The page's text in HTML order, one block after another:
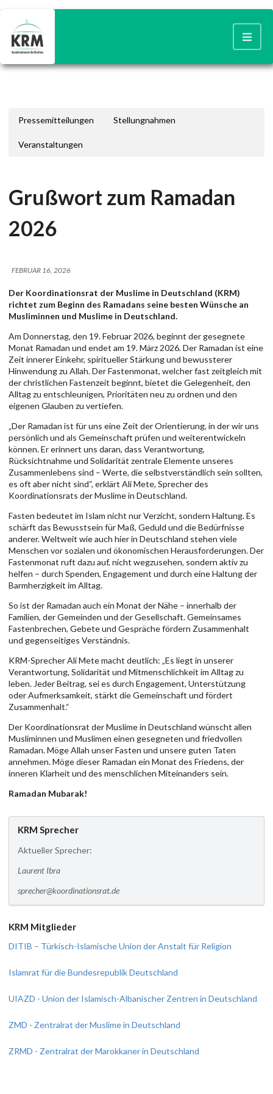
Pressemitteilungen Stellungnahmen
Veranstaltungen
Grußwort zum Ramadan
2026
FEBRUAR 16, 2026
Der Koordinationsrat der Muslime in Deutschland (KRM)
richtet zum Beginn des Ramadans seine besten Wünsche an
Musliminnen und Muslime in Deutschland.
Am Donnerstag, den 19. Februar 2026, beginnt der gesegnete
Monat Ramadan und endet am 19. März 2026. Der Ramadan ist eine
Zeit innerer Einkehr, spiritueller Stärkung und bewussterer
Hinwendung zu Allah. Der Fastenmonat, welcher fast zeitgleich mit
der christlichen Fastenzeit beginnt, bietet die Gelegenheit, den
Alltag zu entschleunigen, Prioritäten neu zu ordnen und den
eigenen Glauben zu vertiefen.
„Der Ramadan ist für uns eine Zeit der Orientierung, in der wir uns
persönlich und als Gemeinschaft prüfen und weiterentwickeln
können. Er erinnert uns daran, dass Verantwortung,
Rücksichtnahme und Solidarität zentrale Elemente unseres
Zusammenlebens sind – Werte, die selbstverständlich sein sollten,
es oft aber nicht sind“, erklärt Ali Mete, Sprecher des
Koordinationsrats der Muslime in Deutschland.
Fasten bedeutet im Islam nicht nur Verzicht, sondern Haltung. Es
schärft das Bewusstsein für Maß, Geduld und die Bedürfnisse
anderer. Weltweit wie auch hier in Deutschland stehen viele
Menschen vor sozialen und ökonomischen Herausforderungen. Der
Fastenmonat ruft dazu auf, nicht wegzusehen, sondern aktiv zu
helfen – durch Spenden, Engagement und durch eine Haltung der
Barmherzigkeit im Alltag.
So ist der Ramadan auch ein Monat der Nähe – innerhalb der
Familien, der Gemeinden und der Gesellschaft. Gemeinsames
Fastenbrechen, Gebete und Gespräche fördern Zusammenhalt
und gegenseitiges Verständnis.
KRM-Sprecher Ali Mete macht deutlich: „Es liegt in unserer
Verantwortung, Solidarität und Mitmenschlichkeit im Alltag zu
leben. Jeder Beitrag, sei es durch Engagement, Unterstützung
oder Aufmerksamkeit, stärkt die Gemeinschaft und fördert
Zusammenhalt.“
Der Koordinationsrat der Muslime in Deutschland wünscht allen
Musliminnen und Muslimen einen gesegneten und friedvollen
Ramadan. Möge Allah unser Fasten und unsere guten Taten
annehmen. Möge dieser Ramadan ein Monat des Friedens, der
inneren Klarheit und des menschlichen Miteinanders sein.
Ramadan Mubarak!
KRM Sprecher
Aktueller Sprecher:
Laurent Ibra
sprecher@koordinationsrat.de
KRM Mitglieder
DITIB – Türkisch-Islamische Union der Anstalt für Religion
Islamrat für die Bundesrepublik Deutschland
UIAZD - Union der Islamisch-Albanischer Zentren in Deutschland
ZMD - Zentralrat der Muslime in Deutschland
ZRMD - Zentralrat der Marokkaner in Deutschland